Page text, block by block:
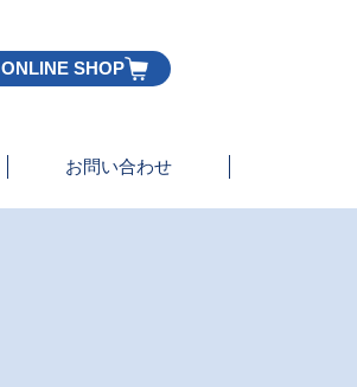
ONLINE SHOP
お問い合わせ